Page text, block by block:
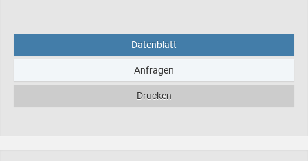
Datenblatt
Anfragen
Drucken